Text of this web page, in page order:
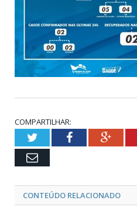
COMPARTILHAR:
TwitterFacebook
Email
CONTEÚDO RELACIONADO